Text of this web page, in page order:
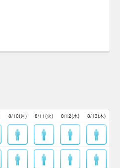
8/10(月) 8/11(火) 8/12(水) 8/13(木)